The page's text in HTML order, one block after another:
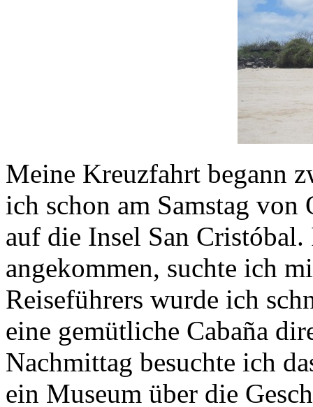
Meine Kreuzfahrt begann
ich schon am Samstag
auf die Insel San
angekommen, suchte ich
Reiseführers wurde ich
eine gemütliche Cabaña
Nachmittag besuchte ich
ein Museum über die